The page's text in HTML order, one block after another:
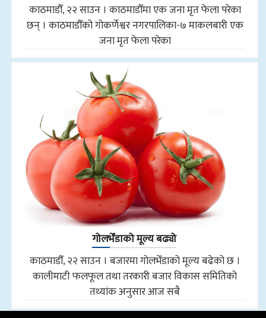
काठमाडौँ, २२ साउन । काठमाडौँमा एक जना मृत फेला परेका
छन् । काठमाडौँको गोकर्णेश्वर नगरपालिका-७ माकलबारी एक
जना मृत फेला परेका
गोलभेँडाको मूल्य बढ्यो
काठमाडौँ, २२ साउन । बजारमा गोलभेँडाको मूल्य बढेको छ ।
कालीमाटी फलफूल तथा तरकारी बजार विकास समितिको
तथ्यांक अनुसार आज सबै